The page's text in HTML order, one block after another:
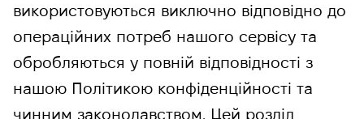
використовуються виключно відповідно до
операційних потреб нашого сервісу та
обробляються у повній відповідності з
нашою Політикою конфіденційності та
чинним законодавством. Цей розділ